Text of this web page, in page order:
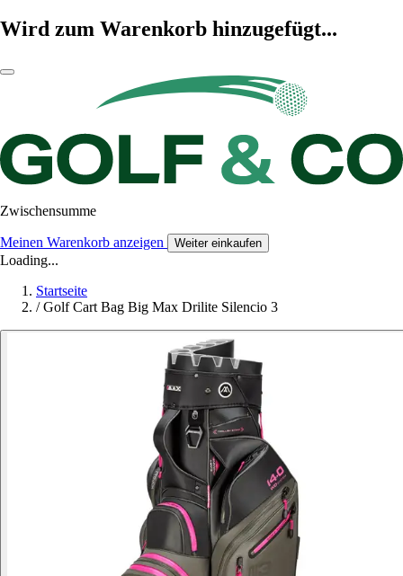
Wird zum Warenkorb hinzugefügt...
Zwischensumme
Meinen Warenkorb anzeigen Weiter einkaufen
Loading...
Startseite
/ Golf Cart Bag Big Max Drilite Silencio 3